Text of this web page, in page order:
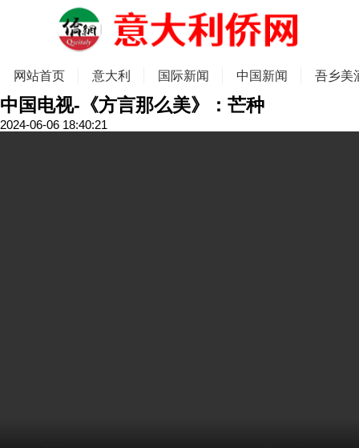
网站首页 意大利 国际新闻 中国新闻 吾乡美
中国电视-《方言那么美》：芒种
2024-06-06 18:40:21